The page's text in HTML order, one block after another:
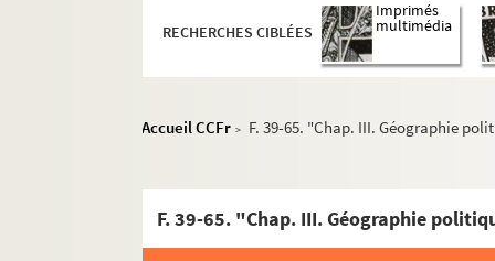
RECHERCHES CIBLÉES
Imprimés
multimédia
Accueil CCFr > F. 39-65. "Chap. III. Géographie
F. 39-65. "Chap. III. Géographie
Ms 2808. Pierre-Joseph Proudhon. De
Ms 2809-2810. Pierre-Joseph Proudhon.
Ms 2811. Pierre-Joseph Proudhon. La
Ms 2815. Georges Duchêne. "Sur l'impôt".
Ms 2816. Pierre-Joseph Proudhon. "Carnet"